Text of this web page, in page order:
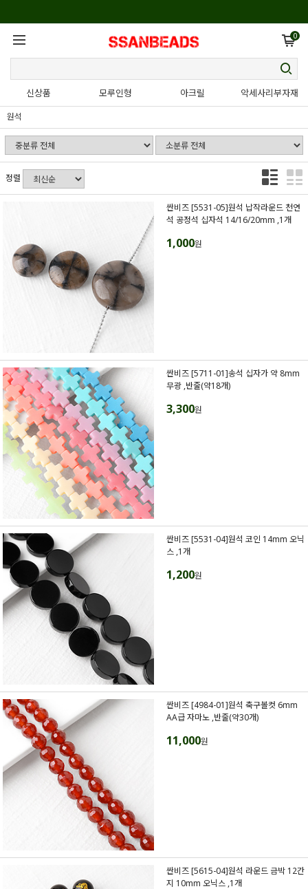
0
신상품 모루인형 아크릴 악세사리부자재
원석
정렬
싼비즈 [5531-05]원석 납작라운드 천연
석 공정석 십자석 14/16/20mm ,1개
1,000원
싼비즈 [5711-01]송석 십자가 약 8mm
무광 ,반줄(약18개)
3,300원
싼비즈 [5531-04]원석 코인 14mm 오닉
스 ,1개
1,200원
싼비즈 [4984-01]원석 축구볼컷 6mm
AA급 자마노 ,반줄(약30개)
11,000원
싼비즈 [5615-04]원석 라운드 금박 12간
지 10mm 오닉스 ,1개